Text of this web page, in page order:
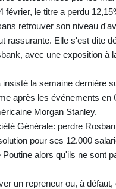
février, le titre a perdu
retrouver son niveau
rassurante. Elle s'est dite
avec une exposition à
la semaine dernière
après les événements
Morgan Stanley.
Générale: perdre
pour ses 12.000
alors qu'ils ne sont
un repreneur ou, à